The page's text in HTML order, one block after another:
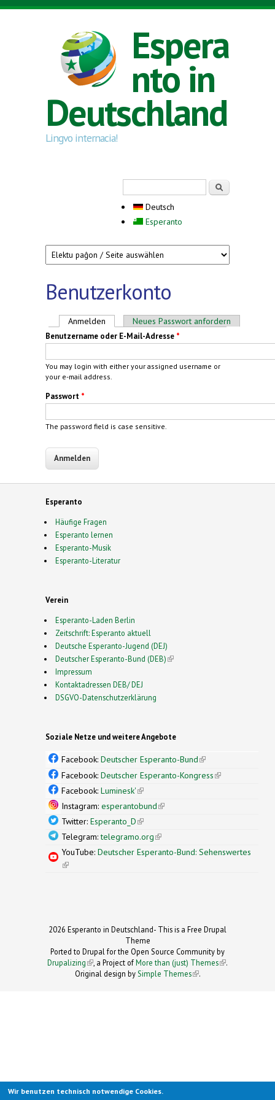
Direkt zum Inhalt
Espera
nto in
Deutschland
Lingvo internacia!
Deutsch
Esperanto
Benutzerkonto
Haupt-Reiter
Anmelden (aktiver Reiter)
Neues Passwort anfordern
Benutzername oder E-Mail-Adresse *
You may login with either your assigned username or
your e-mail address.
Passwort *
The password field is case sensitive.
Esperanto
Häufige Fragen
Esperanto lernen
Esperanto-Musik
Esperanto-Literatur
Verein
Esperanto-Laden Berlin
Zeitschrift: Esperanto aktuell
Deutsche Esperanto-Jugend (DEJ)
Deutscher Esperanto-Bund (DEB)(link is external)
Impressum
Kontaktadressen DEB/ DEJ
DSGVO-Datenschutzerklärung
Soziale Netze und weitere Angebote
Facebook: Deutscher Esperanto-Bund(link is
external)
Facebook: Deutscher Esperanto-Kongress(link is
Facebook: Luminesk'(link is external)
Instagram: esperantobund(link is external)
Twitter: Esperanto_D(link is external)
Telegram:telegramo.org(link is external)
YouTube: Deutscher Esperanto-Bund: Sehenswertes
(link is external)
2026 Esperanto in Deutschland- This is a Free Drupal
Theme
Ported to Drupal for the Open Source Community by
Drupalizing(link is external)
, a Project ofMore than (just) Themes (link is
.
Original design by Simple Themes
(link is
.
Wir benutzen technisch notwendige Cookies.